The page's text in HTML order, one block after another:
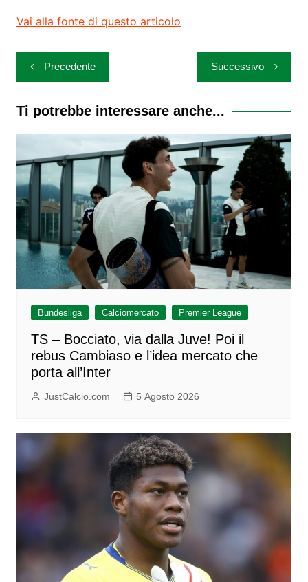
Vai alla fonte di questo articolo
Navigazione
articoli
Precedente Successivo
Ti potrebbe interessare anche...
Bundesliga Calciomercato Premier League
TS – Bocciato, via dalla Juve! Poi il
rebus Cambiaso e l’idea mercato che
porta all’Inter
JustCalcio.com 5 Agosto 2026